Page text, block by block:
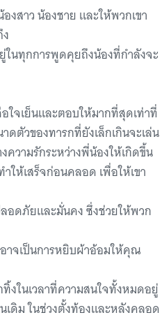
สาว น้องชาย และให้พวกเขา
นทุกการพูดคุยถึงน้องที่กำลังจะ
จเย็นและตอบให้มากที่สุดเท่าที่
ตัวของทารกที่ยังเล็กเกินจะเล่น
ความรักระหว่างพี่น้องให้เกิดขึ้น
ให้เสร็จก่อนคลอด เพื่อให้เขา
อดภัยและมั่นคง ซึ่งช่วยให้พวก
าจเป็นการหยิบผ้าอ้อมให้คุณ
งในเวลาที่ความสนใจทั้งหมดอยู่
เดิม ในช่วงตั้งท้องและหลังคลอด